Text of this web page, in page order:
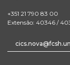
+351 21 790 83 00
Extensão: 40346 /